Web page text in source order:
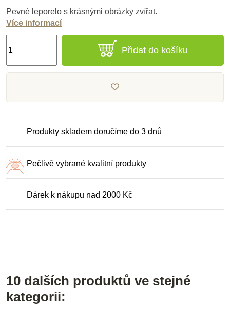
Pevné leporelo s krásnými obrázky zvířat.
Více informací
Přidat do košíku
Produkty skladem doručíme do 3 dnů
Pečlivě vybrané kvalitní produkty
Dárek k nákupu nad 2000 Kč
10 dalších produktů ve stejné
kategorii: